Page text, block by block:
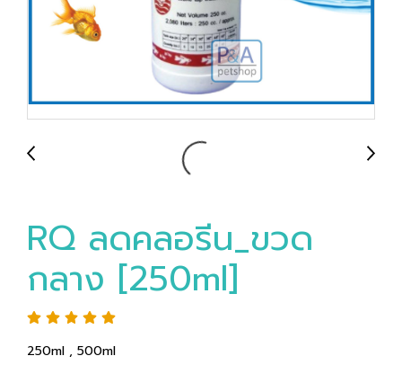
RQ ลดคลอรีน_ขวด
กลาง [250ml]
250ml , 500ml